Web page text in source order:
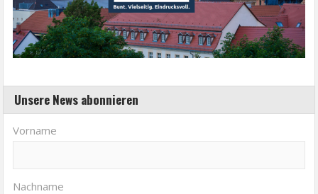
Unsere News abonnieren
Vorname
Nachname